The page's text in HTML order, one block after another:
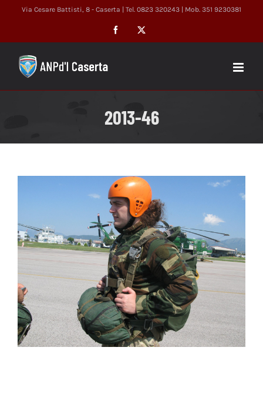
Via Cesare Battisti, 8 - Caserta | Tel. 0823 320243 | Mob. 351 9230381
Facebook
2013-46